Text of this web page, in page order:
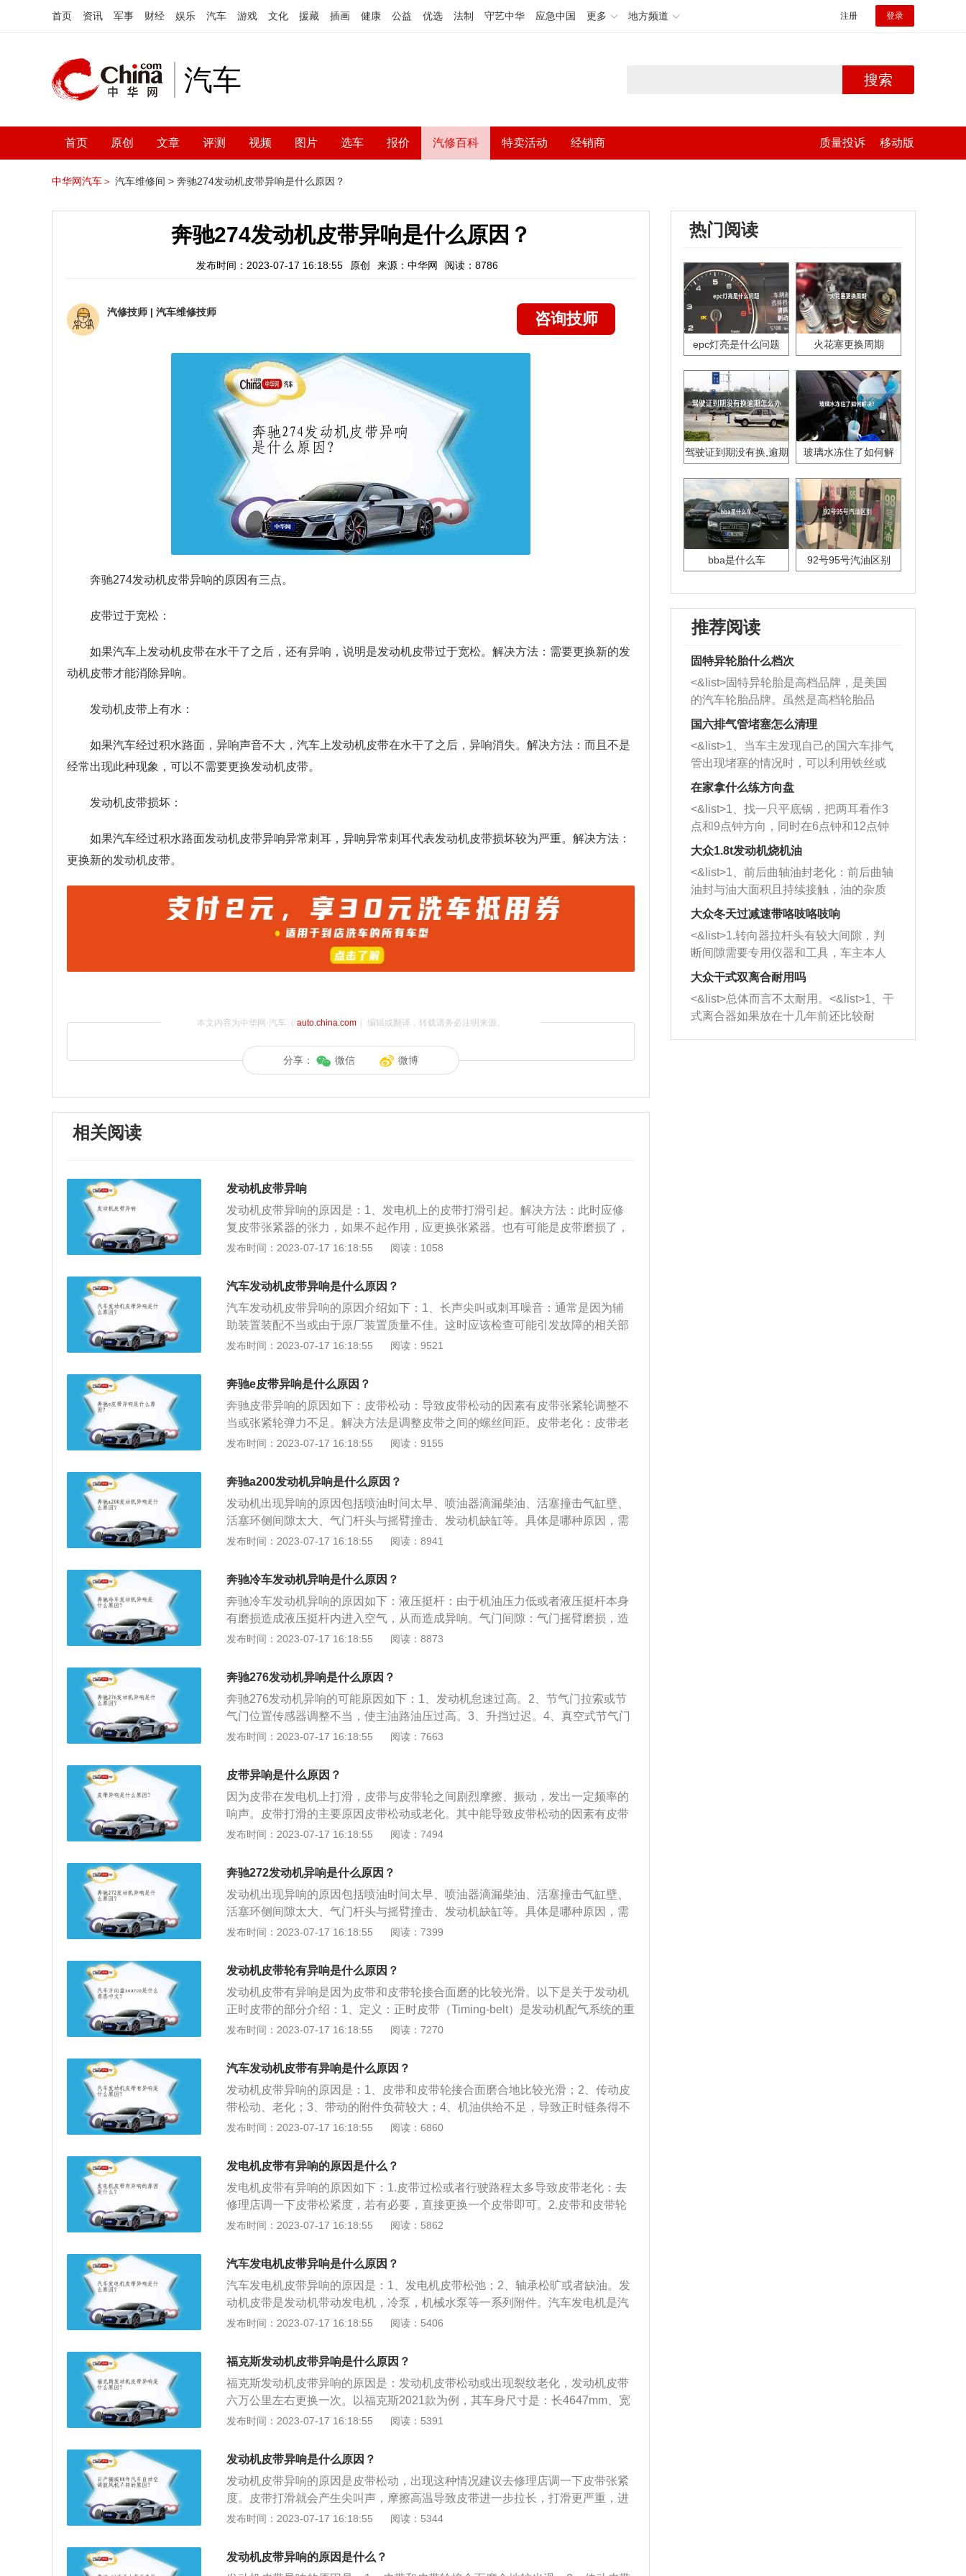
首页 资讯 军事 财经 娱乐 汽车 游戏 文化 援藏 插画 健康 公益 优选 法制 守艺中华 应急中国 更多 地方频道 注册 登录
汽车 搜索
首页 原创 文章 评测 视频 图片 选车 报价 汽修百科 特卖活动 经销商 质量投诉 移动版
中华网汽车＞ 汽车维修间 > 奔驰274发动机皮带异响是什么原因？
奔驰274发动机皮带异响是什么原因？
发布时间：2023-07-17 16:18:55 原创 来源：中华网 阅读：8786
汽修技师 | 汽车维修技师 咨询技师
奔驰274发动机皮带异响的原因有三点。
皮带过于宽松：
如果汽车上发动机皮带在水干了之后，还有异响，说明是发动机皮带过于宽松。解决方法：需要更换新的发
动机皮带才能消除异响。
发动机皮带上有水：
如果汽车经过积水路面，异响声音不大，汽车上发动机皮带在水干了之后，异响消失。解决方法：而且不是
经常出现此种现象，可以不需要更换发动机皮带。
发动机皮带损坏：
如果汽车经过积水路面发动机皮带异响异常刺耳，异响异常刺耳代表发动机皮带损坏较为严重。解决方法：
更换新的发动机皮带。
本文内容为中华网·汽车（ auto.china.com）编辑或翻译，转载请务必注明来源。
分享： 微信 微博
相关阅读
发动机皮带异响
发动机皮带异响的原因是：1、发电机上的皮带打滑引起。解决方法：此时应修
复皮带张紧器的张力，如果不起作用，应更换张紧器。也有可能是皮带磨损了，
这个时候可以更换。2、皮带老化。解决方法：这时候更换皮带就可以了。3、皮
轮的外观是否有异物，如有及时清理。4、发动机皮带的异常噪音，倒水是为了
增加其粘度。这实际上提高了皮带的粘度。但是水干了之后，皮带就会恢复原
状。保养汽车皮带的方法：1、正时皮带的更换根据不同车型，建议的公里数也
不同，北京现代的厂家规定是6W公里更换正时皮带，其他的车型例如大众的捷
达、普桑、志俊等，雪铁龙的爱丽舍等车型厂家的规定大多数也在8W12W公里
能断裂导致发动机直接罢工，严重的会导致气门损坏或活塞损坏，维修成本便宜
的也在上千元，有的甚至高达几千元甚至万元，更主要的是如果高速行驶中发动
机突然罢工，是及其危险的。3、建议按照厂家的规定里程更换发动机正时皮
发布时间：2023-07-17 16:18:55 阅读：1058
汽车发动机皮带异响是什么原因？
汽车发动机皮带异响的原因介绍如下：1、长声尖叫或刺耳噪音：通常是因为辅
助装置装配不当或由于原厂装置质量不佳。这时应该检查可能引发故障的相关部
件，检查所有皮带轮的表面是否有脏物存在。2、嘶嘶声、嘎嘎声、咆哮声或鸣
辅助转动机构的轴承缺油。借助听诊器，可以进一步查听这些噪音。然后卸掉传
动皮带，用手转动疑是有故障存在的部件，更换轴承或更换相对应部件。
发布时间：2023-07-17 16:18:55 阅读：9521
奔驰e皮带异响是什么原因？
奔驰皮带异响的原因如下：皮带松动：导致皮带松动的因素有皮带张紧轮调整不
当或张紧轮弹力不足。解决方法是调整皮带之间的螺丝间距。皮带老化：皮带老
化主要是指皮带在长时间使用过程中逐渐硬化、失去弹性，与皮带轮之间的摩擦
旧：皮带太旧打滑异响，太紧又增加了皮带传动阻力并造成带动的发电机、水泵
和空调的轴承过早磨损。解决方法是更换新的皮带。
发布时间：2023-07-17 16:18:55 阅读：9155
奔驰a200发动机异响是什么原因？
发动机出现异响的原因包括喷油时间太早、喷油器滴漏柴油、活塞撞击⽓缸壁、
活塞环侧间隙太⼤、⽓⻔杆头与摇臂撞击、发动机缺缸等。具体是哪种原因，需
要依据不同的异响情况来确定，具体如下：发动机⼯作粗暴引起的异响，俗称“敲
随着起动困难。发动机着⽕后，运转不平稳，冷却⽔消耗较快。这种异响是由喷
油时间太早引起的，应当重新调整供油提前⻆。发动机异响有⼀定规律，有时敲
缸，有时放炮，同时伴随着发动机转速不稳定及间断排放⿊烟等现象。这种不均
匀的异响是由于喷油器滴漏柴油引起的，当出现这种现象时，应对喷油器进⾏保
养。发动机发出“空咚”、“空咚”的敲击声，在发动机低速运转或转速突然变化时特
柴油机⼯作时增加了活塞对⽓缸壁的撞击⽽引起的。消除的办法是换⽓缸套或活
塞。 在⽓缸体全⻓部位都能听到似⼩锤轻轻敲击铁砧的“当当”响声，当发动机转
速突然变化时声响更明显。这是因为活塞环侧间隙太⼤引起的，应更换活塞环，
冷机时声⾳⼤，低速停⽌供油时声⾳不消失。主要原因是⽓⻔间隙太⼤，造成⽓
排气管抖动厉害，能够清晰地听到发动机异响。这是由于发动机缺缸引起的异
响。
发布时间：2023-07-17 16:18:55 阅读：8941
奔驰冷车发动机异响是什么原因？
奔驰冷车发动机异响的原因如下：液压挺杆：由于机油压力低或者液压挺杆本身
有磨损造成液压挺杆内进入空气，从而造成异响。气门间隙：气门摇臂磨损，造
成气门间隙过大。节气门脏：油泥、积炭的不断堆积导致的节气门过脏。碳罐电
查一下。三元催化器：冷车启动后半分钟内有异响，之后就没有，这一般是三元
催化器受热后膨胀发出的声响。
发布时间：2023-07-17 16:18:55 阅读：8873
奔驰276发动机异响是什么原因？
奔驰276发动机异响的可能原因如下：1、发动机怠速过高。2、节气门拉索或节
气门位置传感器调整不当，使主油路油压过高。3、升挡过迟。4、真空式节气门
阀的真空软管破裂或松脱。5、主油路调压阀有故障，使主油路油压过高。6、减
或制动器）接合过快。8、换挡执行元件打滑。9、油压电磁阀不工作。10、电脑
有故障。
发布时间：2023-07-17 16:18:55 阅读：7663
皮带异响是什么原因？
因为皮带在发电机上打滑，皮带与皮带轮之间剧烈摩擦、振动，发出一定频率的
响声。皮带打滑的主要原因皮带松动或老化。其中能导致皮带松动的因素有皮带
张紧轮调整不当或张紧轮弹力不足。以下是皮带的扩展资料：1、解决方法：调
长时间使用过程中逐渐硬化、失去弹性，与皮带轮之间的摩擦力降低。这种情况
只能更换皮带。2、调节：皮带太松打滑异响，太紧又增加了皮带传动阻力并造
成带动的发电机、水泵和空调的轴承过早磨损。调整合适的发电机皮带紧张度是
关键。
发布时间：2023-07-17 16:18:55 阅读：7494
奔驰272发动机异响是什么原因？
发动机出现异响的原因包括喷油时间太早、喷油器滴漏柴油、活塞撞击⽓缸壁、
活塞环侧间隙太⼤、⽓⻔杆头与摇臂撞击、发动机缺缸等。具体是哪种原因，需
要依据不同的异响情况来确定，具体如下：发动机⼯作粗暴引起的异响，俗称“敲
随着起动困难。发动机着⽕后，运转不平稳，冷却⽔消耗较快。这种异响是由喷
油时间太早引起的，应当重新调整供油提前⻆。发动机异响有⼀定规律，有时敲
缸，有时放炮，同时伴随着发动机转速不稳定及间断排放⿊烟等现象。这种不均
匀的异响是由于喷油器滴漏柴油引起的，当出现这种现象时，应对喷油器进⾏保
养。发动机发出“空咚”、“空咚”的敲击声，在发动机低速运转或转速突然变化时特
柴油机⼯作时增加了活塞对⽓缸壁的撞击⽽引起的。消除的办法是换⽓缸套或活
塞。 在⽓缸体全⻓部位都能听到似⼩锤轻轻敲击铁砧的“当当”响声，当发动机转
速突然变化时声响更明显。这是因为活塞环侧间隙太⼤引起的，应更换活塞环，
冷机时声⾳⼤，低速停⽌供油时声⾳不消失。主要原因是⽓⻔间隙太⼤，造成⽓
排气管抖动厉害，能够清晰地听到发动机异响。这是由于发动机缺缸引起的异
响。
发布时间：2023-07-17 16:18:55 阅读：7399
发动机皮带轮有异响是什么原因？
发动机皮带有异响是因为皮带和皮带轮接合面磨的比较光滑。以下是关于发动机
正时皮带的部分介绍：1、定义：正时皮带（Timing-belt）是发动机配气系统的重
要组成部分。通过与曲轴的连接并配合一定的传动比来保证进、排气时间的准
下部连接是曲轴正时轮；正时轮连接的是凸轮轴，这个凸轮轴上有凸轮，接触点
是小摇臂，摇臂通过正时皮带带来的动力产生压力，起到顶起的作用。
发布时间：2023-07-17 16:18:55 阅读：7270
汽车发动机皮带有异响是什么原因？
发动机皮带异响的原因是：1、皮带和皮带轮接合面磨合地比较光滑；2、传动皮
带松动、老化；3、带动的附件负荷较大；4、机油供给不足，导致正时链条得不
到及时润滑；5、过度磨损导致皮带表面的摩擦系数较低；6、皮带轮表面沾有污
要检查一下发动机皮带。如果汽车里面有多根皮带，不能判断具体是哪根皮带的
问题，可以先启动车子，然后往皮带上倒点水，如果出现异响消失，就说明是这
根皮带有问题，就可以看是松动了还是质量不好。2、皮带浇水：发动机皮带异
响，用水浇就是增加其粘性，实际是提高了皮带的粘性。但水干之后皮带会恢复
原来状态，这就是皮带浇水的原理。
发布时间：2023-07-17 16:18:55 阅读：6860
发电机皮带有异响的原因是什么？
发电机皮带有异响的原因如下：1.皮带过松或者行驶路程太多导致皮带老化：去
修理店调一下皮带松紧度，若有必要，直接更换一个皮带即可。2.皮带和皮带轮
接合面光滑引起：检查皮带附近是否轴承损坏、卡死、松旷，如果没问题，就用
次：根据车主的行驶情况来定，如果长期空车跑，在10万公里左右检查，没有问
题继续使用，等到13-14万公里更换；如果长期负重，就需要6-8万公里检查，没
问题继续使用，等10万公里更换。
发布时间：2023-07-17 16:18:55 阅读：5862
汽车发电机皮带异响是什么原因？
汽车发电机皮带异响的原因是：1、发电机皮带松弛；2、轴承松旷或者缺油。发
动机皮带是发动机带动发电机，冷泵，机械水泵等一系列附件。汽车发电机是汽
车的主要电源，其功用是在发动机正常运转时，向所有用电设备供电，同时向蓄
使励磁绕组通电时，便产生磁场，使爪极被磁化为n极和s极，当转子旋转时，磁
通交替地在定子绕组中变化，根据电磁感应原理可知，定子的三相绕组中便产生
交变的感应电动势。
发布时间：2023-07-17 16:18:55 阅读：5406
福克斯发动机皮带异响是什么原因？
福克斯发动机皮带异响的原因是：发动机皮带松动或出现裂纹老化，发动机皮带
六万公里左右更换一次。以福克斯2021款为例，其车身尺寸是：长4647mm、宽
1810mm、高1468mm，轴距为2705mm，油箱容积为53l，行李箱容积为511l。
m，与其匹配的是6挡手动变速箱，其采用的前悬架类型是麦弗逊式独立悬架，后
悬架类型是扭力梁式非独立悬架。
发布时间：2023-07-17 16:18:55 阅读：5391
发动机皮带异响是什么原因？
发动机皮带异响的原因是皮带松动，出现这种情况建议去修理店调一下皮带张紧
度。皮带打滑就会产生尖叫声，摩擦高温导致皮带进一步拉长，打滑更严重，进
入恶性循环，所以需要及时的调节皮带张紧度。如果已经行驶了快20000公里没
通过与曲轴的连接并配合一定的传动比来保证进、排气时间的准确。使用皮带而
不是齿轮来传动是因为皮带噪音小，自身变化量小而且易于补偿。
发布时间：2023-07-17 16:18:55 阅读：5344
发动机皮带异响的原因是什么？
热门阅读
epc灯亮是什么问题 火花塞更换周期
驾驶证到期没有换,逾期
玻璃水冻住了如何解
bba是什么车 92号95号汽油区别
推荐阅读
固特异轮胎什么档次
<&list>固特异轮胎是高档品牌，是美国
的汽车轮胎品牌。虽然是高档轮胎品
牌，但是中高低端的轮胎都有生产，这
也是为了更好的开拓市场。
国六排气管堵塞怎么清理
<&list>1、当车主发现自己的国六车排气
管出现堵塞的情况时，可以利用铁丝或
者是细棍，直接将杂物给取出来，如果
堵塞情况比较严重，也可以采取应急措
施。 <&list>2、直接利用木棍将所有的
杂物推到排气管里面的位置处，然后将
三元催化器拆解开，就可以将堵塞的东
西取出来。但如果是因为积碳过多引起
的堵塞，就需要将三元催化器泡在草酸
洗剂对堵塞的情况得到解决，将清洗剂
放在燃油箱中，与燃油混合后，车辆启
动时，就可以和汽油一起进入到燃烧
室，最后形成废气排出，就可以让三元
催化器得到清洗，排气管堵塞的情况就
能够得到解决。
在家拿什么练方向盘
<&list>1、找一只平底锅，把两耳看作3
点和9点钟方向，同时在6点钟和12点钟
方向做一个标记。 <&list>2、双手握住
一圈半的练习，往右同样也要打相同的
圈数。 <&list>3、最后强调要反复练
习，这样就可以形成肌肉记忆，在真实
驾驶车辆时，不需要记忆也能打好方
向。
大众1.8t发动机烧机油
<&list>1、前后曲轴油封老化：前后曲轴
油封与油大面积且持续接触，油的杂质
和发动机内持续温度变化使其密封效果
逐渐减弱，导致渗油或漏油。<&list>2、
活塞间隙过大：积碳会使活塞环与缸体
的间隙扩大，导致机油流入燃烧室中，
造成烧机油。<&list>3、机油粘度。使用
机油粘度过小的话，同样会有烧机油现
象，机油粘度过小具有很好的流动性，
大众冬天过减速带咯吱咯吱响
<&list>1.转向器拉杆头有较大间隙，判
断间隙需要专用仪器和工具，车主本人
无法制作，需要将车辆送到修理厂或4s
店；<&list>2.车辆半轴套管防尘罩破
裂，破裂后会出现漏油现象，使半轴磨
损严重，磨损的半轴容易损坏，产生异
响；<&list>3.稳定器的转向胶套和球头
大众干式双离合耐用吗
<&list>总体而言不太耐用。<&list>1、干
式离合器如果放在十几年前还比较耐